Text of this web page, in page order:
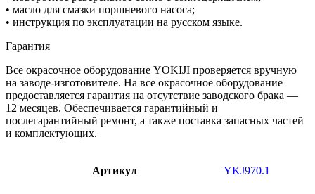
• масло для смазки поршневого насоса;
• инструкция по эксплуатации на русском языке.
Гарантия
Все окрасочное оборудование YOKIJI проверяется вручную
на заводе-изготовителе. На все окрасочное оборудование
предоставляется гарантия на отсутствие заводского брака —
12 месяцев. Обеспечивается гарантийный и
послегарантийный ремонт, а также поставка запасных частей
и комплектующих.
Артикул YKJ970.1